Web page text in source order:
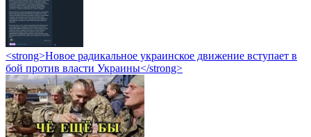
<strong>Новое радикальное украинское движение вступает в
бой против власти Украины</strong>